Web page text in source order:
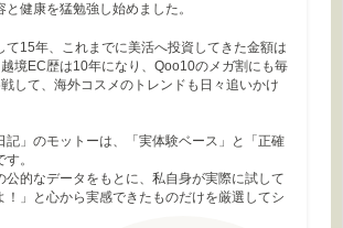
と健康を猛勉強し始めました。
て15年、これまでに美活へ投資してきた金額は
境EC歴は10年になり、Qoo10のメガ割にも毎
して、海外コスメのトレンドも日々追いかけ
記」のモットーは、「実体験ベース」と「正確
。
公的なデータをもとに、私自身が実際に試して
！」と心から実感できたものだけを厳選してシ